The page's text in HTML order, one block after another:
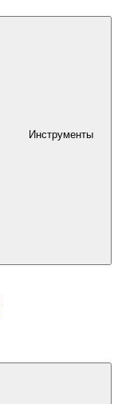
Инструменты